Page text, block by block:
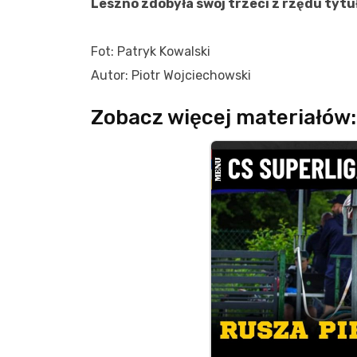
Leszno zdobyła swój trzeci z rzędu
Fot: Patryk Kowalski
Autor: Piotr Wojciechowski
Zobacz więcej materiałów: